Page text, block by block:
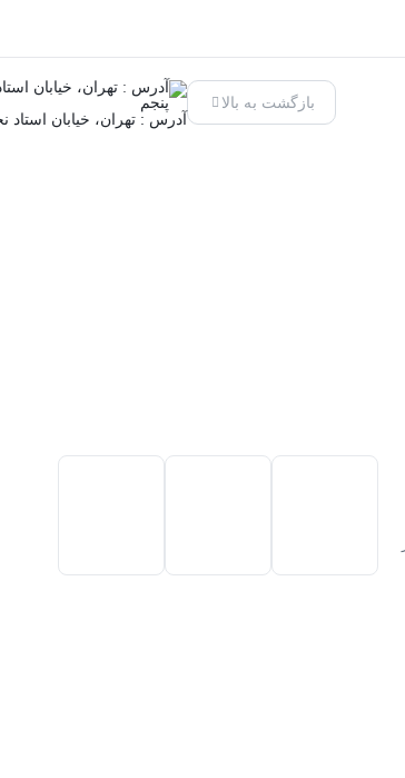
بازگشت به بالا
آدرس : تهران، خیابان استاد نجات